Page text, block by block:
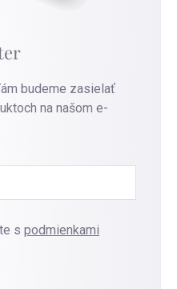
budeme zasielať
na našom e-
s podmienkami